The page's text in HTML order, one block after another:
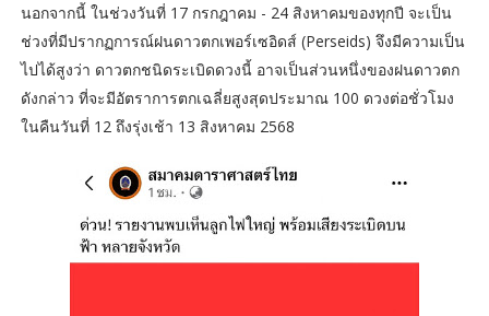
นอกจากนี้ ในช่วงวันที่ 17 กรกฎาคม - 24 สิงหาคมของทุกปี จะเป็น
ช่วงที่มีปรากฏการณ์ฝนดาวตกเพอร์เซอิดส์ (Perseids) จึงมีความเป็น
ไปได้สูงว่า ดาวตกชนิดระเบิดดวงนี้ อาจเป็นส่วนหนึ่งของฝนดาวตก
ดังกล่าว ที่จะมีอัตราการตกเฉลี่ยสูงสุดประมาณ 100 ดวงต่อชั่วโมง
ในคืนวันที่ 12 ถึงรุ่งเช้า 13 สิงหาคม 2568